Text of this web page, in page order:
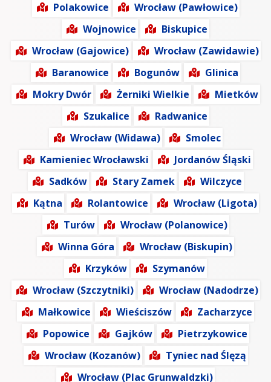
Polakowice
Wrocław (Pawłowice)
Wojnowice
Biskupice
Wrocław (Gajowice)
Wrocław (Zawidawie)
Baranowice
Bogunów
Glinica
Mokry Dwór
Żerniki Wielkie
Mietków
Szukalice
Radwanice
Wrocław (Widawa)
Smolec
Kamieniec Wrocławski
Jordanów Śląski
Sadków
Stary Zamek
Wilczyce
Kątna
Rolantowice
Wrocław (Ligota)
Turów
Wrocław (Polanowice)
Winna Góra
Wrocław (Biskupin)
Krzyków
Szymanów
Wrocław (Szczytniki)
Wrocław (Nadodrze)
Małkowice
Wieściszów
Zacharzyce
Popowice
Gajków
Pietrzykowice
Wrocław (Kozanów)
Tyniec nad Ślęzą
Wrocław (Plac Grunwaldzki)